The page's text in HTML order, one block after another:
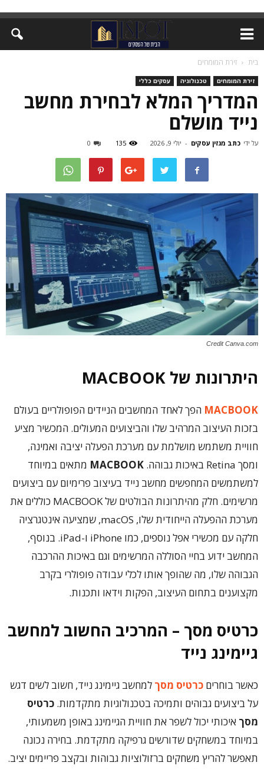
בית זירת המומחים
זירת המומחים טכנולוגיה עסקים כללי
המדריך המלא לבחירת מחשב
נייד מושלם
על ידי כתב מגזין עסקים - יולי 9, 2026 135
0
Credit Canva.com
היתרונות של MACBOOK
MACBOOK הפך לאחד המחשבים הניידים הפופולריים בעולם
בזכות העיצוב המרהיב שלו והביצועים המעולים. המכשיר מציע
חוויית משתמש מושלמת עם מערכת הפעלה יציבה ואמינה,
ומסך Retina באיכות גבוהה.
MACBOOK מתאים במיוחד
למשתמשים המחפשים מחשב נייד בעיצוב פרימיום עם ביצועים
מרשימים. חלק מהיתרונות הבולטים של MACBOOK כוללים את
מערכת ההפעלה הייחודית שלו, macOS, שמציעה אינטגרציה
חלקה עם מכשירי אפל נוספים, כמו iPhone ו-iPad. בנוסף,
המחשב ידוע בחיי הסוללה המרשימים וגם באיכות ההרכבה
הגבוהה שלו, מה שהופך אותו לכלי עבודה פופולרי בקרב
מקצוענים בתחום העיצוב, הפקות וידאו ותכנות.
כרטיס מסך – המרכיב החשוב למחשב
גיימינג נייד
כאשר בוחרים כרטיס מסך למחשב גיימינג נייד, חשוב לשים דגש
על ביצועים גבוהים ותמיכה בטכנולוגיות מתקדמות. כרטיס
מסך איכותי יכול לשפר את חוויית הגיימינג באופן משמעותי,
במיוחד במשחקים שדורשים גרפיקה מתקדמת. בחירה נכונה
תאפשר להריץ משחקים ברזולוציות גבוהות ובקצב פריימים יציב.